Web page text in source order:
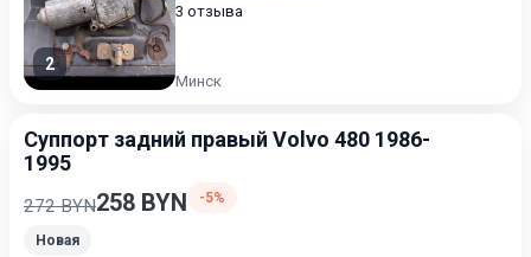
2
3 отзыва
Минск
Суппорт задний правый Volvo 480 1986-
1995
272 BYN258 BYN -5%
Новая